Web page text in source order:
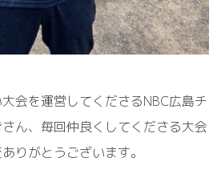
会を運営してくださるNBC広島チ
ん、毎回仲良くしてくださる大会
りがとうございます。